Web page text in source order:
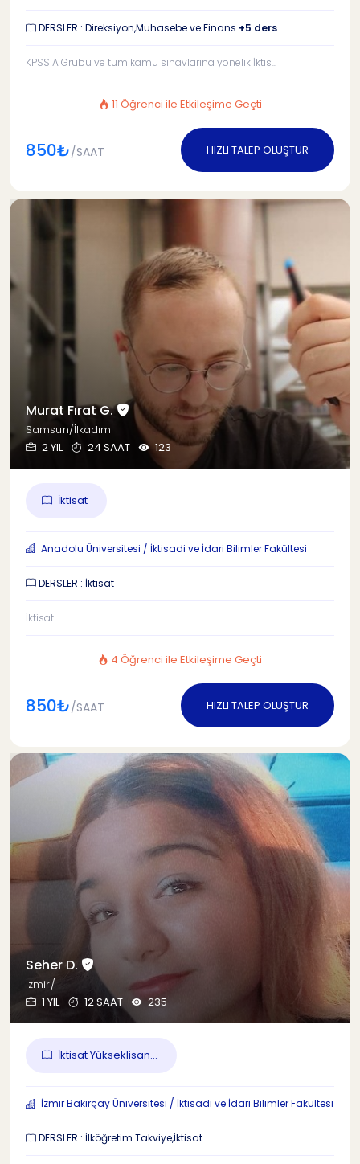
DERSLER : Direksiyon,Muhasebe ve Finans +5 ders
KPSS A Grubu ve tüm kamu sınavlarına yönelik İktis...
11 Öğrenci ile Etkileşime Geçti
850₺/SAAT HIZLI TALEP OLUŞTUR
Murat Fırat G.
Samsun/İlkadım
2 YIL
24 SAAT 123
İktisat
Anadolu Üniversitesi / İktisadi ve İdari Bilimler Fakültesi
DERSLER : İktisat
İktisat
4 Öğrenci ile Etkileşime Geçti
850₺/SAAT HIZLI TALEP OLUŞTUR
Seher D.
İzmir/
1 YIL
12 SAAT 235
İktisat Yükseklisan...
İzmir Bakırçay Üniversitesi / İktisadi ve İdari Bilimler Fakültesi
DERSLER : İlköğretim Takviye,İktisat